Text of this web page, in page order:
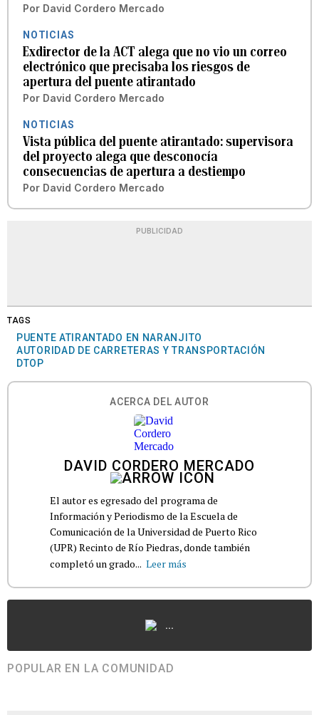
Por David Cordero Mercado
NOTICIAS
Exdirector de la ACT alega que no vio un correo
electrónico que precisaba los riesgos de
apertura del puente atirantado
Por David Cordero Mercado
NOTICIAS
Vista pública del puente atirantado: supervisora
del proyecto alega que desconocía
consecuencias de apertura a destiempo
Por David Cordero Mercado
PUBLICIDAD
TAGS
PUENTE ATIRANTADO EN NARANJITO
AUTORIDAD DE CARRETERAS Y TRANSPORTACIÓN
DTOP
ACERCA DEL AUTOR
DAVID CORDERO MERCADO
El autor es egresado del programa de
Información y Periodismo de la Escuela de
Comunicación de la Universidad de Puerto Rico
(UPR) Recinto de Río Piedras, donde también
completó un grado... Leer más
...
POPULAR EN LA COMUNIDAD